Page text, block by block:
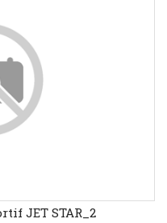
JET STAR_2